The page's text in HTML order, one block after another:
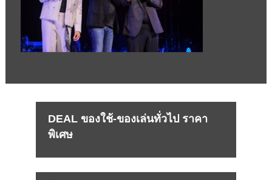
DEAL ของใช้-ของเล่นทั่วไป ราคา
พิเศษ